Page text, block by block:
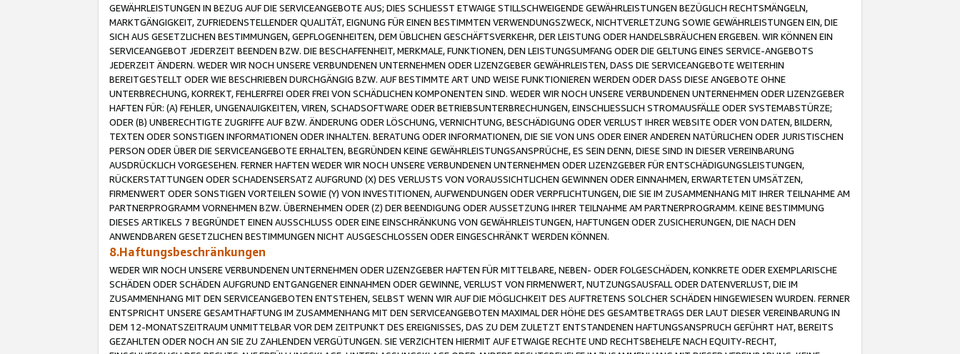
GEWÄHRLEISTUNGEN IN BEZUG AUF DIE SERVICEANGEBOTE AUS; DIES SCHLIESST ETWAIGE STILLSCHWEIGENDE GEWÄHRLEISTUNGEN BEZÜGLICH RECHTSMÄNGELN,
MARKTGÄNGIGKEIT, ZUFRIEDENSTELLENDER QUALITÄT, EIGNUNG FÜR EINEN BESTIMMTEN VERWENDUNGSZWECK, NICHTVERLETZUNG SOWIE GEWÄHRLEISTUNGEN EIN, DIE
SICH AUS GESETZLICHEN BESTIMMUNGEN, GEPFLOGENHEITEN, DEM ÜBLICHEN GESCHÄFTSVERKEHR, DER LEISTUNG ODER HANDELSBRÄUCHEN ERGEBEN. WIR KÖNNEN EIN
SERVICEANGEBOT JEDERZEIT BEENDEN BZW. DIE BESCHAFFENHEIT, MERKMALE, FUNKTIONEN, DEN LEISTUNGSUMFANG ODER DIE GELTUNG EINES SERVICE-ANGEBOTS
JEDERZEIT ÄNDERN. WEDER WIR NOCH UNSERE VERBUNDENEN UNTERNEHMEN ODER LIZENZGEBER GEWÄHRLEISTEN, DASS DIE SERVICEANGEBOTE WEITERHIN
BEREITGESTELLT ODER WIE BESCHRIEBEN DURCHGÄNGIG BZW. AUF BESTIMMTE ART UND WEISE FUNKTIONIEREN WERDEN ODER DASS DIESE ANGEBOTE OHNE
UNTERBRECHUNG, KORREKT, FEHLERFREI ODER FREI VON SCHÄDLICHEN KOMPONENTEN SIND. WEDER WIR NOCH UNSERE VERBUNDENEN UNTERNEHMEN ODER LIZENZGEBER
HAFTEN FÜR: (A) FEHLER, UNGENAUIGKEITEN, VIREN, SCHADSOFTWARE ODER BETRIEBSUNTERBRECHUNGEN, EINSCHLIESSLICH STROMAUSFÄLLE ODER SYSTEMABSTÜRZE;
ODER (B) UNBERECHTIGTE ZUGRIFFE AUF BZW. ÄNDERUNG ODER LÖSCHUNG, VERNICHTUNG, BESCHÄDIGUNG ODER VERLUST IHRER WEBSITE ODER VON DATEN, BILDERN,
TEXTEN ODER SONSTIGEN INFORMATIONEN ODER INHALTEN. BERATUNG ODER INFORMATIONEN, DIE SIE VON UNS ODER EINER ANDEREN NATÜRLICHEN ODER JURISTISCHEN
PERSON ODER ÜBER DIE SERVICEANGEBOTE ERHALTEN, BEGRÜNDEN KEINE GEWÄHRLEISTUNGSANSPRÜCHE, ES SEIN DENN, DIESE SIND IN DIESER VEREINBARUNG
AUSDRÜCKLICH VORGESEHEN. FERNER HAFTEN WEDER WIR NOCH UNSERE VERBUNDENEN UNTERNEHMEN ODER LIZENZGEBER FÜR ENTSCHÄDIGUNGSLEISTUNGEN,
RÜCKERSTATTUNGEN ODER SCHADENSERSATZ AUFGRUND (X) DES VERLUSTS VON VORAUSSICHTLICHEN GEWINNEN ODER EINNAHMEN, ERWARTETEN UMSÄTZEN,
FIRMENWERT ODER SONSTIGEN VORTEILEN SOWIE (Y) VON INVESTITIONEN, AUFWENDUNGEN ODER VERPFLICHTUNGEN, DIE SIE IM ZUSAMMENHANG MIT IHRER TEILNAHME AM
PARTNERPROGRAMM VORNEHMEN BZW. ÜBERNEHMEN ODER (Z) DER BEENDIGUNG ODER AUSSETZUNG IHRER TEILNAHME AM PARTNERPROGRAMM. KEINE BESTIMMUNG
DIESES ARTIKELS 7 BEGRÜNDET EINEN AUSSCHLUSS ODER EINE EINSCHRÄNKUNG VON GEWÄHRLEISTUNGEN, HAFTUNGEN ODER ZUSICHERUNGEN, DIE NACH DEN
ANWENDBAREN GESETZLICHEN BESTIMMUNGEN NICHT AUSGESCHLOSSEN ODER EINGESCHRÄNKT WERDEN KÖNNEN.
8.Haftungsbeschränkungen
WEDER WIR NOCH UNSERE VERBUNDENEN UNTERNEHMEN ODER LIZENZGEBER HAFTEN FÜR MITTELBARE, NEBEN- ODER FOLGESCHÄDEN, KONKRETE ODER EXEMPLARISCHE
SCHÄDEN ODER SCHÄDEN AUFGRUND ENTGANGENER EINNAHMEN ODER GEWINNE, VERLUST VON FIRMENWERT, NUTZUNGSAUSFALL ODER DATENVERLUST, DIE IM
ZUSAMMENHANG MIT DEN SERVICEANGEBOTEN ENTSTEHEN, SELBST WENN WIR AUF DIE MÖGLICHKEIT DES AUFTRETENS SOLCHER SCHÄDEN HINGEWIESEN WURDEN. FERNER
ENTSPRICHT UNSERE GESAMTHAFTUNG IM ZUSAMMENHANG MIT DEN SERVICEANGEBOTEN MAXIMAL DER HÖHE DES GESAMTBETRAGS DER LAUT DIESER VEREINBARUNG IN
DEM 12-MONATSZEITRAUM UNMITTELBAR VOR DEM ZEITPUNKT DES EREIGNISSES, DAS ZU DEM ZULETZT ENTSTANDENEN HAFTUNGSANSPRUCH GEFÜHRT HAT, BEREITS
GEZAHLTEN ODER NOCH AN SIE ZU ZAHLENDEN VERGÜTUNGEN. SIE VERZICHTEN HIERMIT AUF ETWAIGE RECHTE UND RECHTSBEHELFE NACH EQUITY-RECHT,